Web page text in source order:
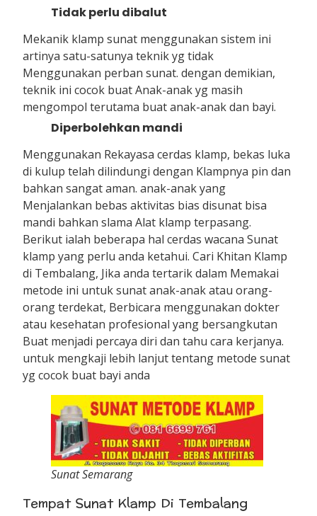
Tidak perlu dibalut
Mekanik klamp sunat menggunakan sistem ini
artinya satu-satunya teknik yg tidak
Menggunakan perban sunat. dengan demikian,
teknik ini cocok buat Anak-anak yg masih
mengompol terutama buat anak-anak dan bayi.
Diperbolehkan mandi
Menggunakan Rekayasa cerdas klamp, bekas luka
di kulup telah dilindungi dengan Klampnya pin dan
bahkan sangat aman. anak-anak yang
Menjalankan bebas aktivitas bias disunat bisa
mandi bahkan slama Alat klamp terpasang.
Berikut ialah beberapa hal cerdas wacana Sunat
klamp yang perlu anda ketahui. Cari Khitan Klamp
di Tembalang, Jika anda tertarik dalam Memakai
metode ini untuk sunat anak-anak atau orang-
orang terdekat, Berbicara menggunakan dokter
atau kesehatan profesional yang bersangkutan
Buat menjadi percaya diri dan tahu cara kerjanya.
untuk mengkaji lebih lanjut tentang metode sunat
yg cocok buat bayi anda
Sunat Semarang
Tempat Sunat Klamp Di Tembalang